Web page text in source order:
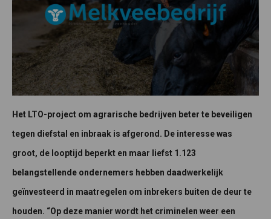
Het LTO-project om agrarische bedrijven beter te beveiligen
tegen diefstal en inbraak is afgerond. De interesse was
groot, de looptijd beperkt en maar liefst 1.123
belangstellende ondernemers hebben daadwerkelijk
geïnvesteerd in maatregelen om inbrekers buiten de deur te
houden. “Op deze manier wordt het criminelen weer een